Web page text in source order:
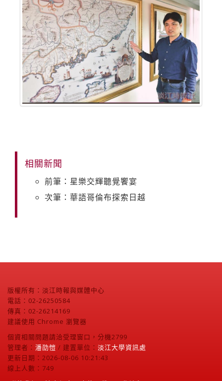
相關新聞
前筆：星樂交輝聽覺饗宴
次筆：華語哥倫布探索日越
版權所有：淡江時報與媒體中心
電話：02-26250584
傳真：02-26214169
建議使用 Chrome 瀏覽器
個資相關問題請洽受理窗口，分機2799
管理者： 潘劭愷 / 建置單位： 淡江大學資訊處
更新日期：2026-08-06 10:21:43
線上人數：749